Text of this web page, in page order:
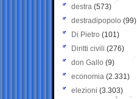
destra (573)
destradipopolo (99)
Di Pietro (101)
Diritti civili (276)
don Gallo (9)
economia (2.331)
elezioni (3.303)